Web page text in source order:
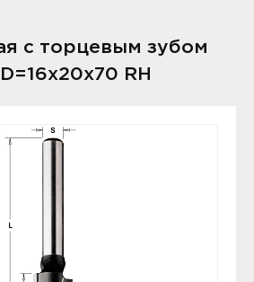
с торцевым зубом
RH